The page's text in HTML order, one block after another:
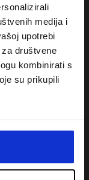
medija i
upotrebi
društvene
kombinirati s
su prikupili